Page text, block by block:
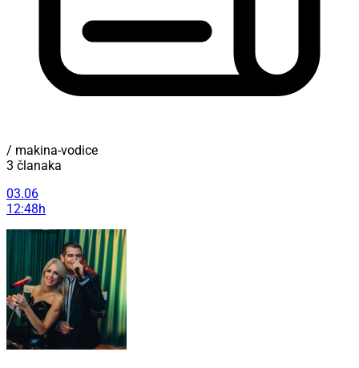
/ makina-vodice
3 članaka
03.06
12:48h